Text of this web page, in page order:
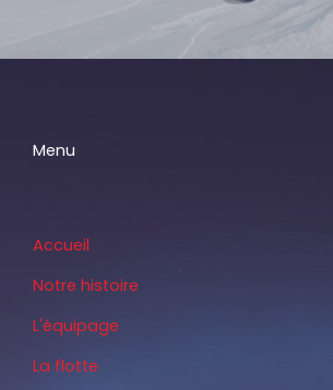
Menu
Accueil
Notre histoire
L'équipage
La flotte